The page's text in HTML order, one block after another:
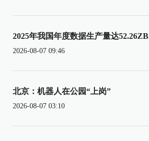
2025年我国年度数据生产量达52.26ZB
2026-08-07 09:46
北京：机器人在公园“上岗”
2026-08-07 03:10